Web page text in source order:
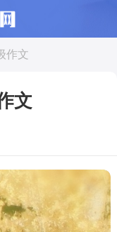
作文
文